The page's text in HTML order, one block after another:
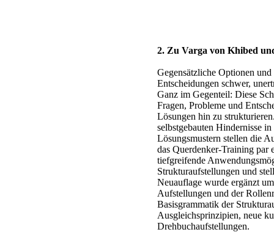
2. Zu Varga von Khibed
Gegensätzliche Optionen
Entscheidungen schwer,
Ganz im Gegenteil: Diese
Fragen, Probleme und
Lösungen hin zu
selbstgebauten Hindernisse
Lösungsmustern stellen die
das Querdenker-Training par
tiefgreifende
Strukturaufstellungen und
Neuauflage wurde ergänzt
Aufstellungen und der
Basisgrammatik der
Ausgleichsprinzipien, neue
Drehbuchaufstellungen.